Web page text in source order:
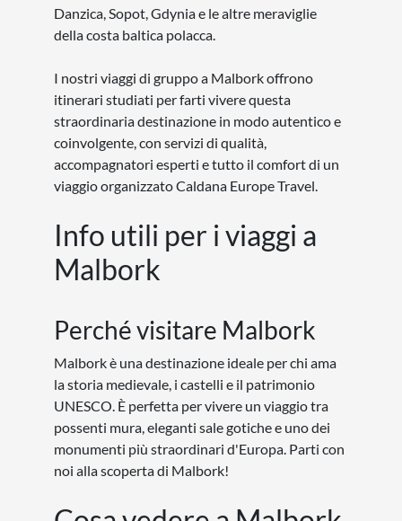
Danzica, Sopot, Gdynia e le altre meraviglie
della costa baltica polacca.
I nostri viaggi di gruppo a Malbork offrono
itinerari studiati per farti vivere questa
straordinaria destinazione in modo autentico e
coinvolgente, con servizi di qualità,
accompagnatori esperti e tutto il comfort di un
viaggio organizzato Caldana Europe Travel.
Info utili per i viaggi a
Malbork
Perché visitare Malbork
Malbork è una destinazione ideale per chi ama
la storia medievale, i castelli e il patrimonio
UNESCO. È perfetta per vivere un viaggio tra
possenti mura, eleganti sale gotiche e uno dei
monumenti più straordinari d'Europa. Parti con
noi alla scoperta di Malbork!